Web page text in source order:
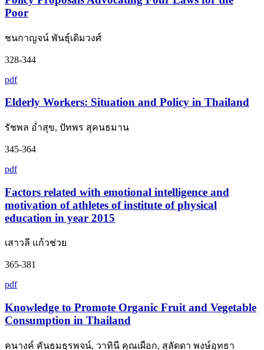
Poor
ชนกาญจน์ พันธุ์เดิมวงศ์
328-344
pdf
Elderly Workers: Situation and Policy in Thailand
รัชพล อ่ำสุข, ปัทพร สุคนธมาน
345-364
pdf
Factors related with emotional intelligence and
motivation of athletes of institute of physical
education in year 2015
เสาวลี แก้วช่วย
365-381
pdf
Knowledge to Promote Organic Fruit and Vegetable
Consumption in Thailand
คนางค์ คันธมธุรพจน์, วาทินี คุณเผือก, สุลัดดา พงษ์อุทธา